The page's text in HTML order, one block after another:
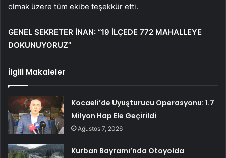
olmak üzere tüm ekibe teşekkür etti.
GENEL SEKRETER İNAN: “19 İLÇEDE 772 MAHALLEYE
DOKUNUYORUZ”
İlgili Makaleler
Kocaeli’de Uyuşturucu Operasyonu: 1.7
Milyon Hap Ele Geçirildi
Ağustos 7, 2026
Kurban Bayramı’nda Otoyolda